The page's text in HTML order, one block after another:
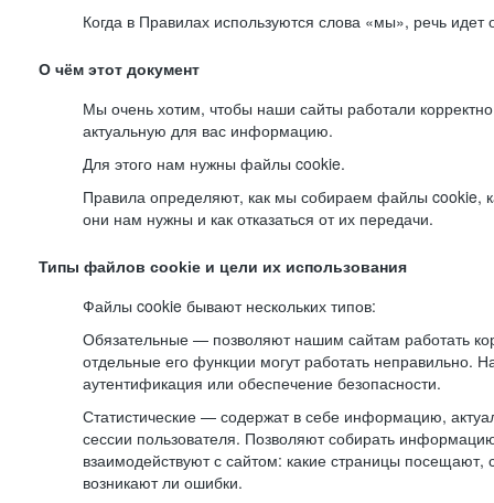
Когда в Правилах используются слова «мы», речь
О чём этот документ
Мы очень хотим, чтобы наши сайты работали
актуальную для вас информацию.
Для этого нам нужны файлы cookie.
Правила определяют, как мы собираем файлы cookie,
они нам нужны и как отказаться от их передачи.
Типы файлов cookie и цели их использования
Файлы cookie бывают нескольких типов:
Обязательные — позволяют нашим сайтам работать
отдельные его функции могут работать неправильно.
аутентификация или обеспечение безопасности.
Статистические — содержат в себе информацию,
сессии пользователя. Позволяют собирать
взаимодействуют с сайтом: какие страницы посещают,
возникают ли ошибки.